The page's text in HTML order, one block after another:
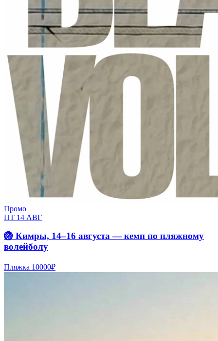
Промо
ПТ 14 АВГ
🏐 Кимры, 14–16 августа — кемп по пляжному
волейболу
Пляжка 10000₽